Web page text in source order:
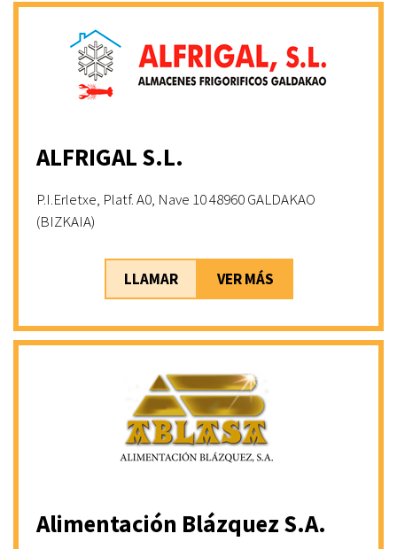
ALFRIGAL S.L.
P.I.Erletxe, Platf. A0, Nave 10 48960 GALDAKAO
(BIZKAIA)
LLAMAR VER MÁS
Alimentación Blázquez S.A.